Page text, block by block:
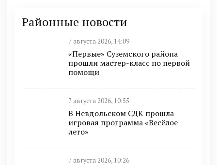
Районные новости
7 августа 2026, 14:09
«Первые» Суземского района
прошли мастер-класс по первой
помощи
7 августа 2026, 10:55
В Невдольском СДК прошла
игровая программа «Весёлое
лето»
7 августа 2026, 10:26